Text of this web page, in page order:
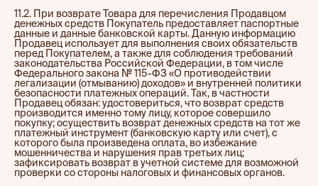
11.2. При возврате Товара для перечисления Продавцом
денежных средств Покупатель предоставляет паспортные
данные и данные банковской карты. Данную информацию
Продавец использует для выполнения своих обязательств
перед Покупателем, а также для соблюдения требований
законодательства Российской Федерации, в том числе
Федерального закона № 115-ФЗ «О противодействии
легализации (отмыванию) доходов» и внутренней политики
безопасности платежных операций. Так, в частности
Продавец обязан: удостовериться, что возврат средств
производится именно тому лицу, которое совершило
покупку; осуществить возврат денежных средств на тот же
платежный инструмент (банковскую карту или счет), с
которого была произведена оплата, во избежание
мошенничества и нарушения прав третьих лиц;
зафиксировать возврат в учетной системе для возможной
проверки со стороны налоговых и финансовых органов.